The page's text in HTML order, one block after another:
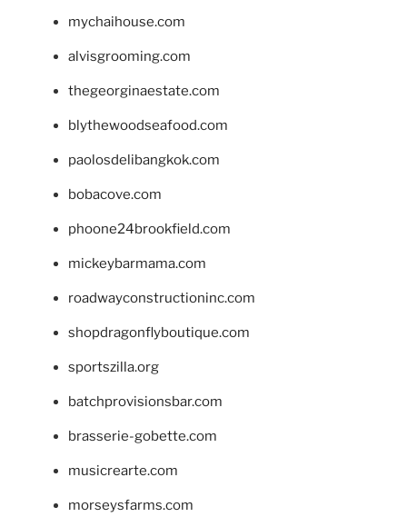
mychaihouse.com
alvisgrooming.com
thegeorginaestate.com
blythewoodseafood.com
paolosdelibangkok.com
bobacove.com
phoone24brookfield.com
mickeybarmama.com
roadwayconstructioninc.com
shopdragonflyboutique.com
sportszilla.org
batchprovisionsbar.com
brasserie-gobette.com
musicrearte.com
morseysfarms.com